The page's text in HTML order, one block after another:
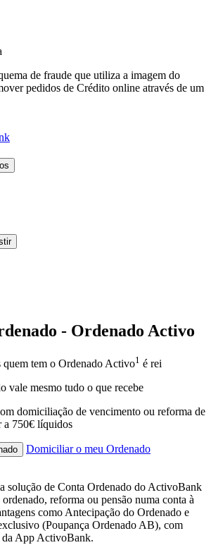
de fraude que utiliza a imagem do
pedidos de Crédito online através de um
- Ordenado Activo
quem tem o Ordenado Activo1 é rei
vale mesmo tudo o que recebe
domiciliação de vencimento ou reforma de
a 750€ líquidos
Domiciliar o meu Ordenado
solução de Conta Ordenado do ActivoBank
reforma ou pensão numa conta à
como Antecipação do Ordenado e
(Poupança Ordenado AB), com
da App ActivoBank.